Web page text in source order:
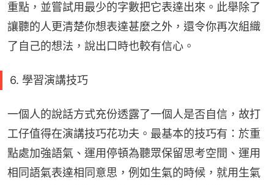
重點，並嘗試用最少的字數把它表達出來。此舉除了
讓聽的人更清楚你想表達甚麼之外，還令你再次組織
了自己的想法，說出口時也較有信心。
6. 學習演講技巧
一個人的說話方式充份透露了一個人是否自信，故打
工仔值得在演講技巧花功夫。最基本的技巧有：於重
點處加強語氣、運用停頓為聽眾保留思考空間、運用
相同語氣表達相同意思，例如生氣的時候，就用生氣